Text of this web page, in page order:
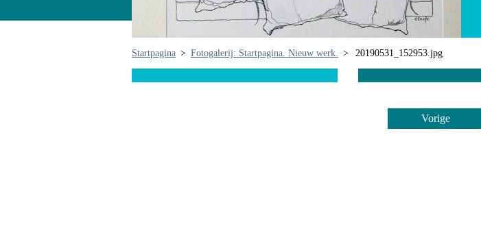
Startpagina > Fotogalerij: Startpagina. Nieuw werk. > 20190531_152953.jpg
Vorige